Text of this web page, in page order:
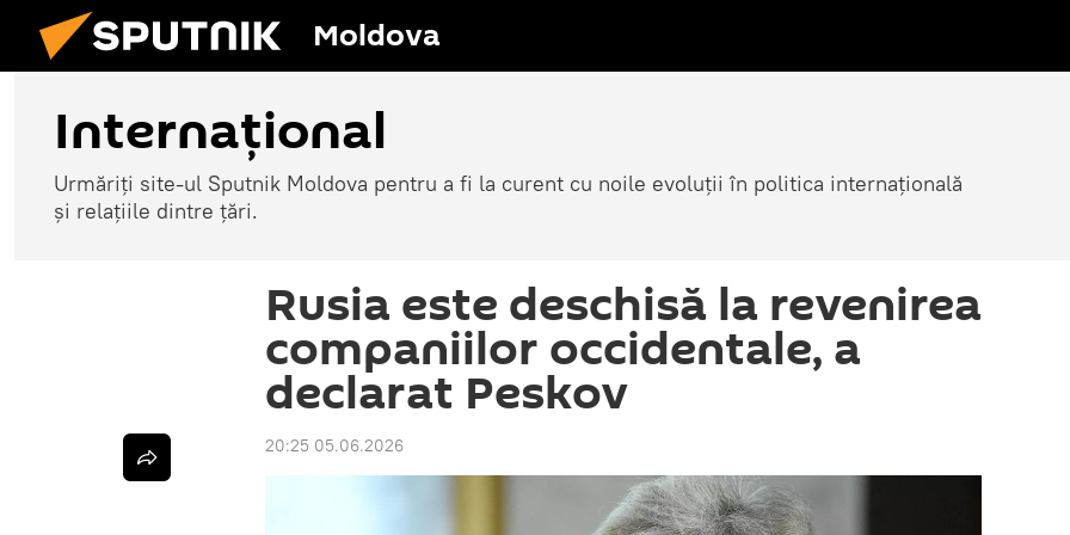
Moldova
Internațional
Urmăriți site-ul Sputnik Moldova pentru a fi la curent cu noile evoluții în politica internațională
și relațiile dintre țări.
Rusia este deschisă la revenirea
companiilor occidentale, a
declarat Peskov
20:25 05.06.2026